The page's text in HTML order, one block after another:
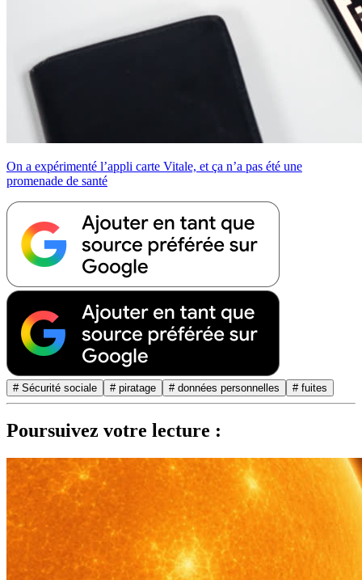
On a expérimenté l’appli carte Vitale, et ça n’a pas été une
promenade de santé
# Sécurité sociale # piratage # données personnelles # fuites
Poursuivez votre lecture :